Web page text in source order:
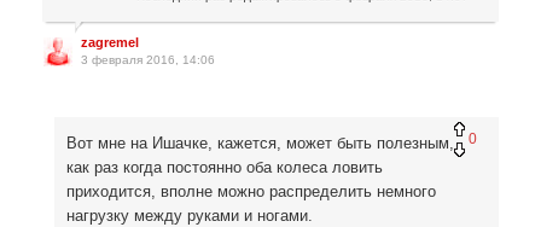
zagremel
3 февраля 2016, 14:06
0
Вот мне на Ишачке, кажется, может быть полезным,
как раз когда постоянно оба колеса ловить
приходится, вполне можно распределить немного
нагрузку между руками и ногами.